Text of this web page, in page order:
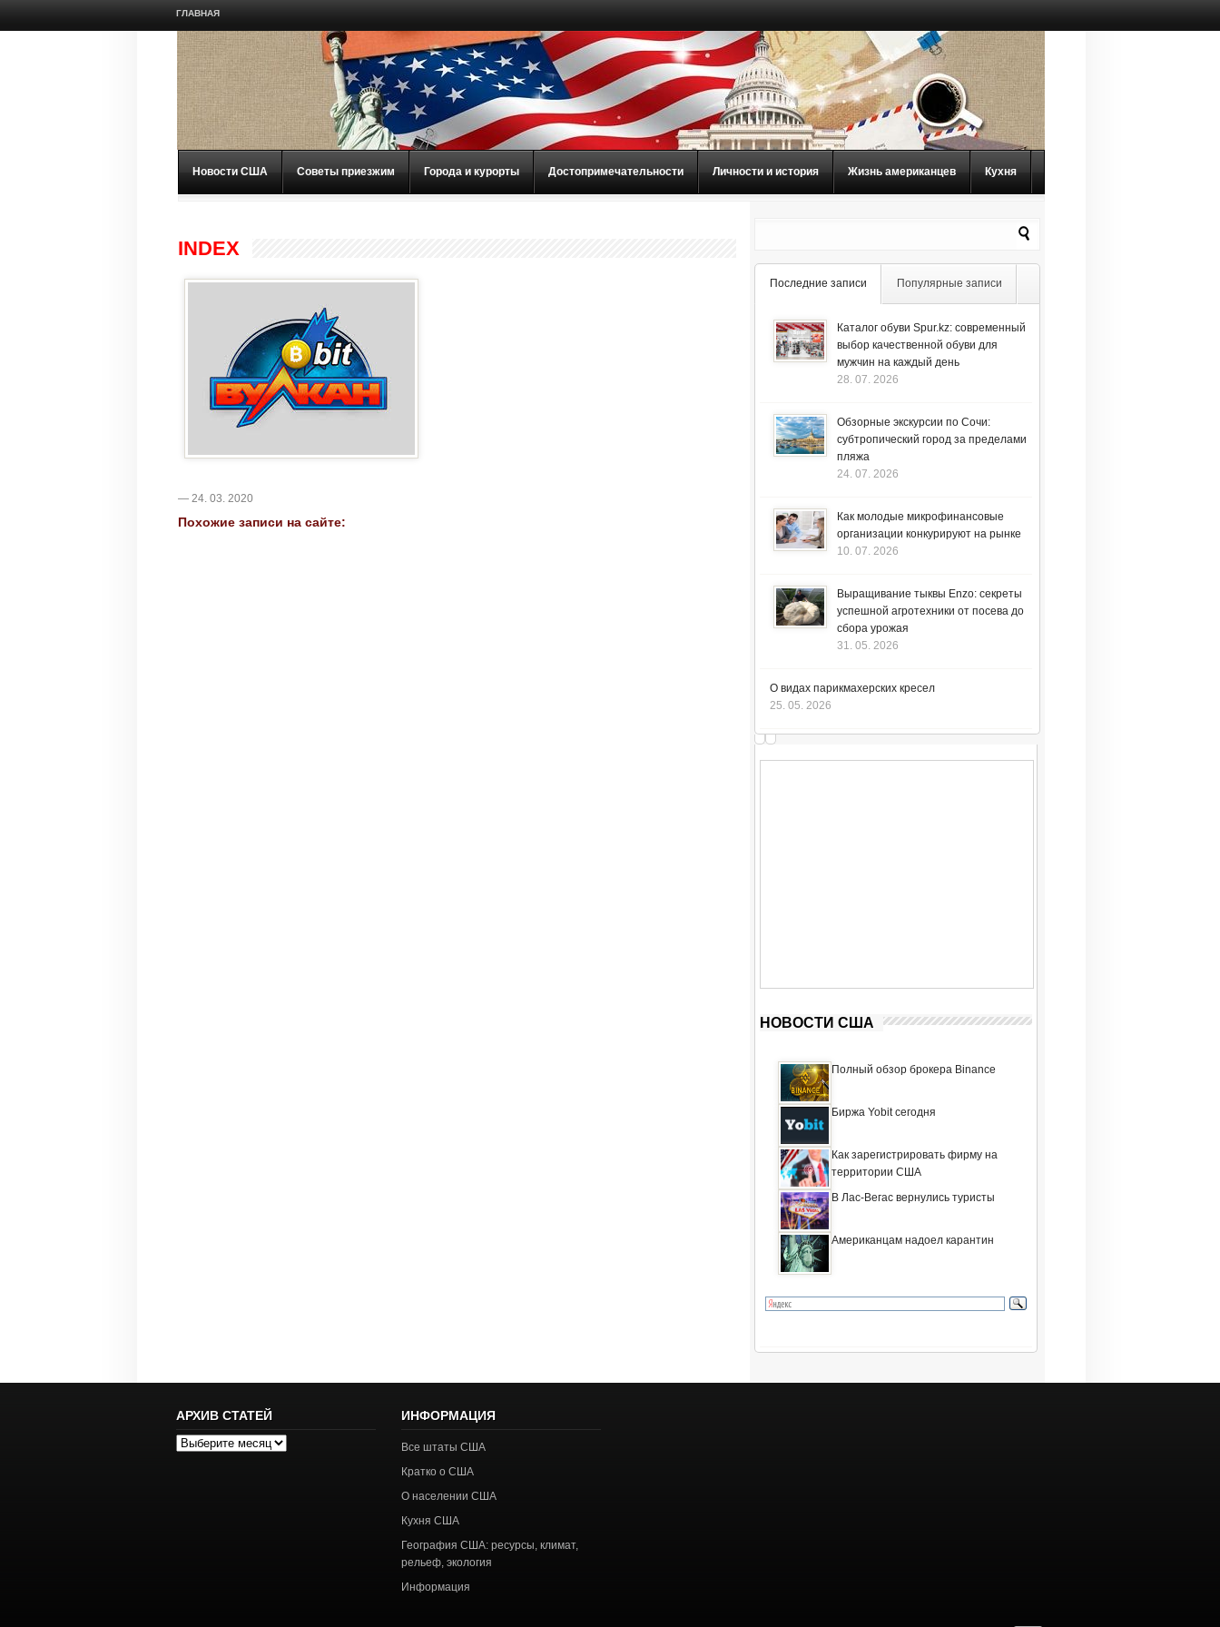
ГЛАВНАЯ
Новости США Советы приезжим Города и курорты Достопримечательности Личности и история Жизнь американцев Кухня
INDEX
— 24. 03. 2020
Похожие записи на сайте:
Последние записи Популярные записи
Каталог обуви Spur.kz: современный
выбор качественной обуви для
мужчин на каждый день
28. 07. 2026
Обзорные экскурсии по Сочи:
субтропический город за пределами
пляжа
24. 07. 2026
Как молодые микрофинансовые
организации конкурируют на рынке
10. 07. 2026
Выращивание тыквы Enzo: секреты
успешной агротехники от посева до
сбора урожая
31. 05. 2026
О видах парикмахерских кресел
25. 05. 2026
НОВОСТИ США
Полный обзор брокера Binance
Биржа Yobit сегодня
Как зарегистрировать фирму на
территории США
В Лас-Вегас вернулись туристы
Американцам надоел карантин
АРХИВ СТАТЕЙ
Архив
ИНФОРМАЦИЯ
Все штаты США
Кратко о США
О населении США
Кухня США
География США: ресурсы, климат,
рельеф, экология
Информация